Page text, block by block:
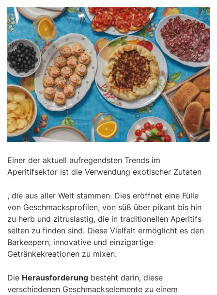
Einer der aktuell aufregendsten Trends im
Aperitifsektor ist die Verwendung exotischer Zutaten
, die aus aller Welt stammen. Dies eröffnet eine Fülle
von Geschmacksprofilen, von süß über pikant bis hin
zu herb und zitruslastig, die in traditionellen Aperitifs
selten zu finden sind. Diese Vielfalt ermöglicht es den
Barkeepern, innovative und einzigartige
Getränkekreationen zu mixen.
Die Herausforderung besteht darin, diese
verschiedenen Geschmackselemente zu einem